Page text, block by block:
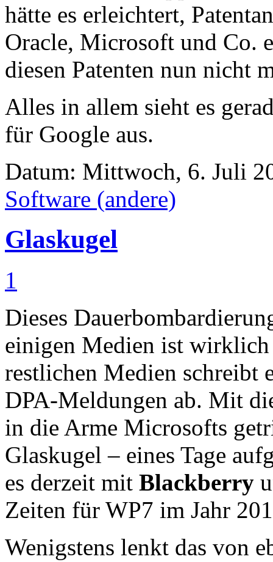
hätte es erleichtert,
Oracle, Microsoft und Co.
diesen Patenten nun nicht
Alles in allem sieht es
für Google aus.
Datum: Mittwoch, 6. Juli
Software (andere)
Glaskugel
1
Dieses
einigen Medien ist
restlichen Medien schreibt
DPA-Meldungen ab. Mit
in die Arme Microsofts
Glaskugel – eines Tage
es derzeit mit Blackberry
Zeiten für WP7 im Jahr
Wenigstens lenkt das von